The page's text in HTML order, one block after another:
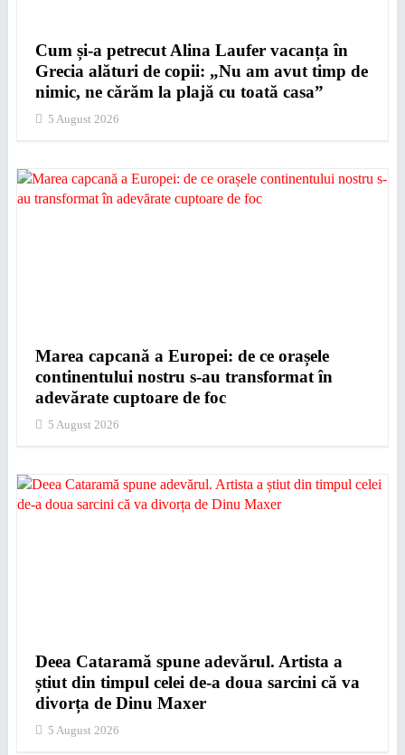
Cum și-a petrecut Alina Laufer vacanța în
Grecia alături de copii: „Nu am avut timp de
nimic, ne cărăm la plajă cu toată casa”
5 August 2026
Marea capcană a Europei: de ce orașele
continentului nostru s-au transformat în
adevărate cuptoare de foc
5 August 2026
Deea Cataramă spune adevărul. Artista a
știut din timpul celei de-a doua sarcini că va
divorța de Dinu Maxer
5 August 2026